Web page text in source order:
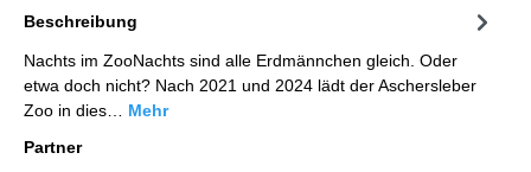
Beschreibung
Nachts im ZooNachts sind alle Erdmännchen gleich. Oder
etwa doch nicht? Nach 2021 und 2024 lädt der Aschersleber
Zoo in dies… Mehr
Partner